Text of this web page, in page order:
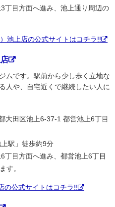
丁目方面へ進み、池上通り周辺の
池上店の公式サイトはコチラ!!
ムです。駅前から少し歩く立地な
人や、自宅近くで継続したい人に
大田区池上6-37-1 都営池上6丁目
駅」徒歩約9分
丁目方面へ進み、都営池上6丁目
す。
の公式サイトはコチラ!!